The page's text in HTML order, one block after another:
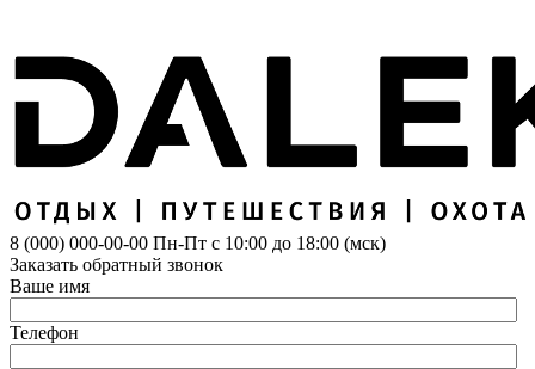
8 (000) 000-00-00 Пн-Пт с 10:00 до 18:00 (мск)
Заказать обратный звонок
Ваше имя
Телефон